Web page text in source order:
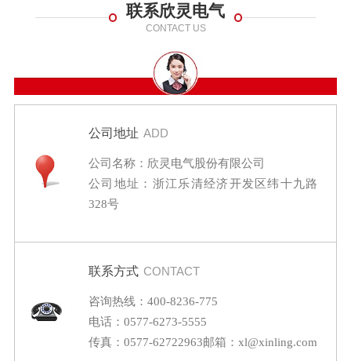
联系欣灵电气
CONTACT US
公司地址 ADD
公司名称：欣灵电气股份有限公司
公司地址：浙江乐清经济开发区纬十九路
328号
联系方式 CONTACT
咨询热线：400-8236-775
电话：0577-6273-5555
传真：0577-62722963邮箱：xl@xinling.com